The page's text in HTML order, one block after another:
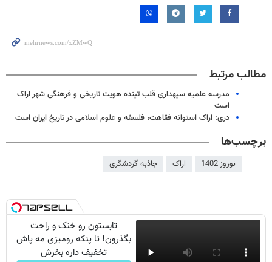
مطالب مرتبط
مدرسه علمیه سپهداری قلب تپنده هویت تاریخی و فرهنگی شهر اراک
است
دری: اراک استوانه فقاهت، فلسفه و علوم اسلامی در تاریخ ایران است
برچسب‌ها
نوروز 1402 اراک جاذبه گردشگری
تابستون رو خنک و راحت
بگذرون! تا پنکه رومیزی مه پاش
تخفیف داره بخرش